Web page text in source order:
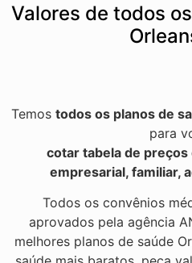
Valores de todos
Temos todos os planos de
para
cotar tabela de preços
empresarial, familiar,
Todos os convênios
aprovados pela agência
melhores planos de saúde